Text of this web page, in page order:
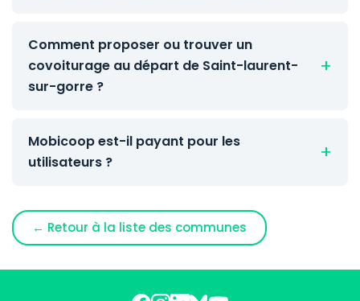
Comment proposer ou trouver un
covoiturage au départ de Saint-laurent-
sur-gorre ?
Mobicoop est-il payant pour les
utilisateurs ?
← Retour à la liste des communes